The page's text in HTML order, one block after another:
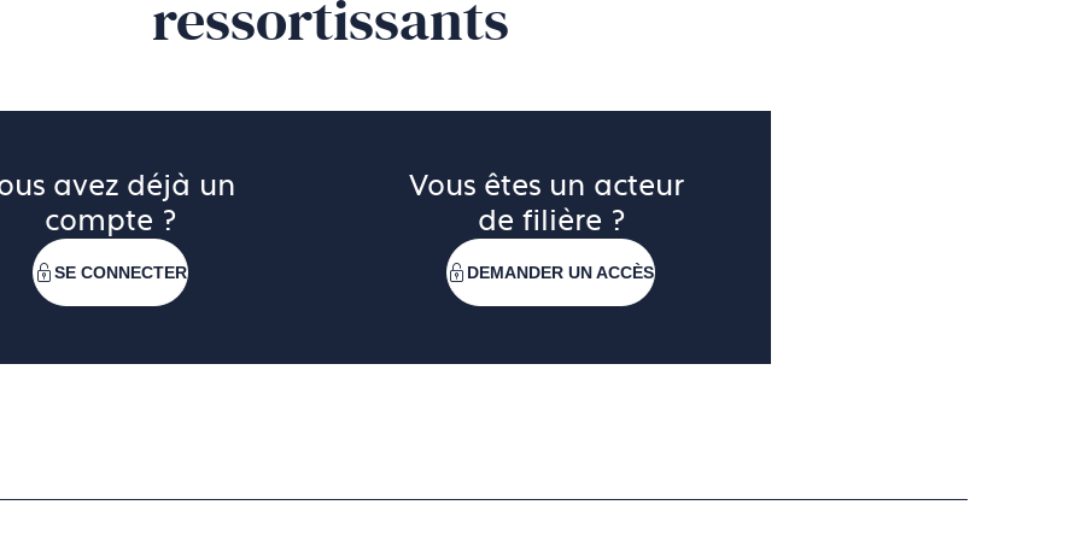
ressortissants
avez déjà un
compte ?
SE CONNECTER
Vous êtes un acteur
de filière ?
DEMANDER UN ACCÈS